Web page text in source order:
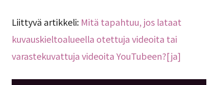
Liittyvä artikkeli: Mitä tapahtuu, jos lataat
kuvauskieltoalueella otettuja videoita tai
varastekuvattuja videoita YouTubeen?[ja]